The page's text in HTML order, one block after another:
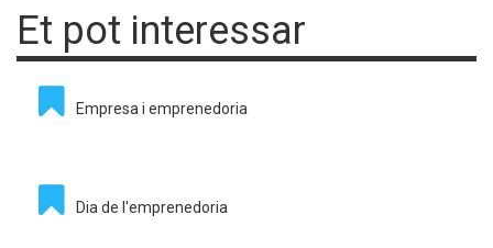
Et pot interessar
Empresa i emprenedoria
Dia de l'emprenedoria